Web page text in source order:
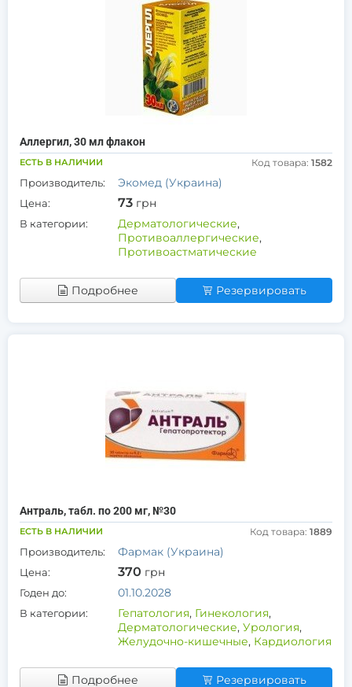
Аллергил, 30 мл флакон
ЕСТЬ В НАЛИЧИИ Код товара: 1582
Производитель: Экомед (Украина)
Цена: 73 грн
В категории: Дерматологические,
Противоаллергические,
Противоастматические
Подробнее Резервировать
Антраль, табл. по 200 мг, №30
ЕСТЬ В НАЛИЧИИ Код товара: 1889
Производитель: Фармак (Украина)
Цена: 370 грн
Годен до: 01.10.2028
В категории: Гепатология, Гинекология,
Дерматологические, Урология,
Желудочно-кишечные, Кардиология
Подробнее Резервировать